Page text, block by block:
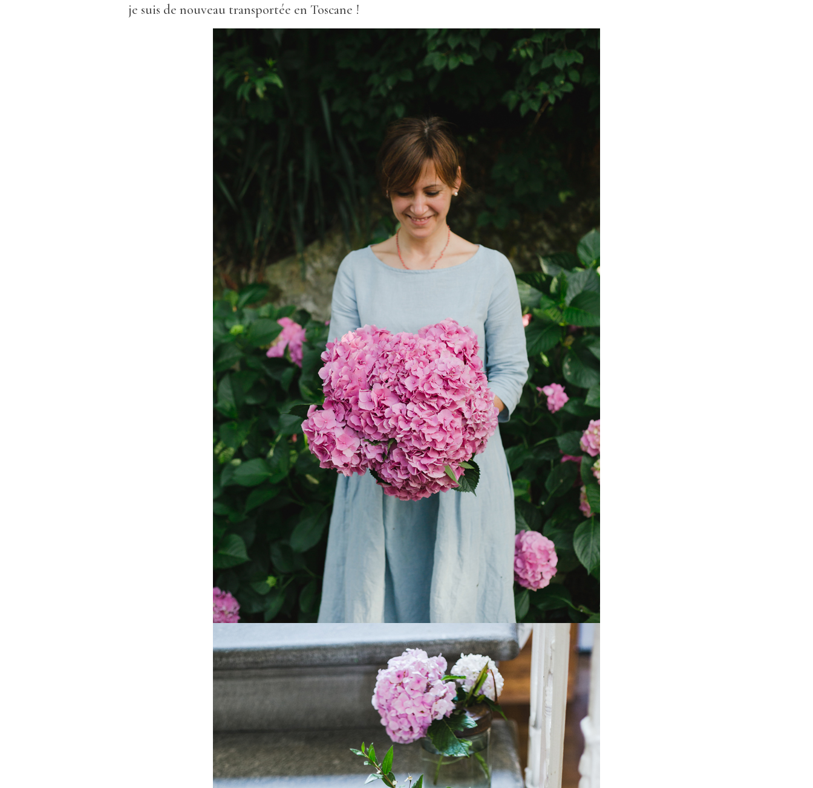
je suis de nouveau transportée en Toscane !